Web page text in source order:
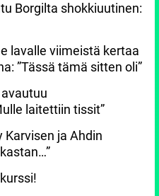
Borgilta shokkiuutinen:
lavalle viimeistä kertaa
”Tässä tämä sitten oli”
laitettiin tissit”
ja Ahdin